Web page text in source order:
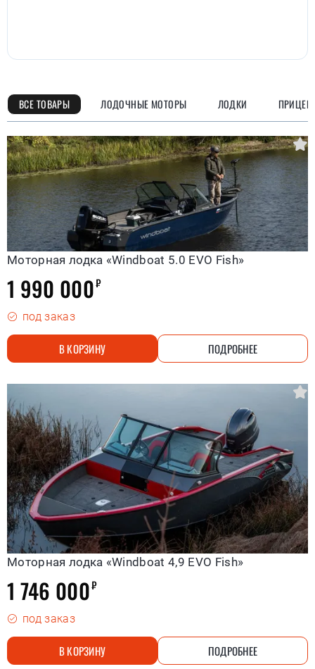
ВСЕ ТОВАРЫ ЛОДОЧНЫЕ МОТОРЫ ЛОДКИ
Моторная лодка «Windboat 5.0 EVO Fish»
1 990 000₽
под заказ
В КОРЗИНУ ПОДРОБНЕЕ
Моторная лодка «Windboat 4,9 EVO Fish»
1 746 000₽
под заказ
В КОРЗИНУ ПОДРОБНЕЕ